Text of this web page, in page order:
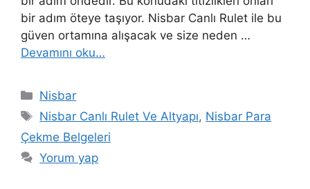
bir adım öteye taşıyor. Nisbar Canlı Rulet ile bu
güven ortamına alışacak ve size neden …
Devamını oku…
Kategoriler
Nisbar
Etiketler
Nisbar Canlı Rulet Ve Altyapı, Nisbar Para
Çekme Belgeleri
Yorum yap